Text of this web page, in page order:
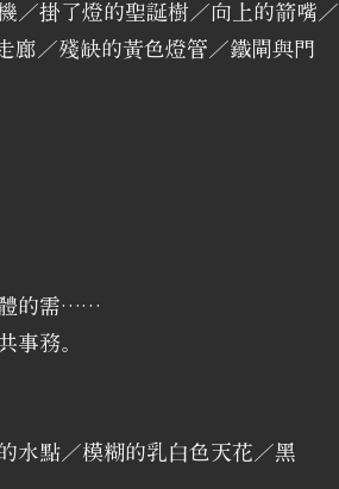
／掛了燈的聖誕樹／向上的箭嘴／
廊／殘缺的黃色燈管／鐵閘與門
體的需……
事務。
水點／模糊的乳白色天花／黑